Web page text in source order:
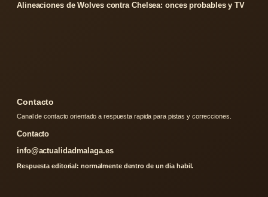
Alineaciones de Wolves contra Chelsea: onces probables y TV
Contacto
Canal de contacto orientado a respuesta rapida para pistas y correcciones.
Contacto
info@actualidadmalaga.es
Respuesta editorial: normalmente dentro de un dia habil.